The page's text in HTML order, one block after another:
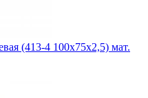
(413-4 100x75x2,5) мат.